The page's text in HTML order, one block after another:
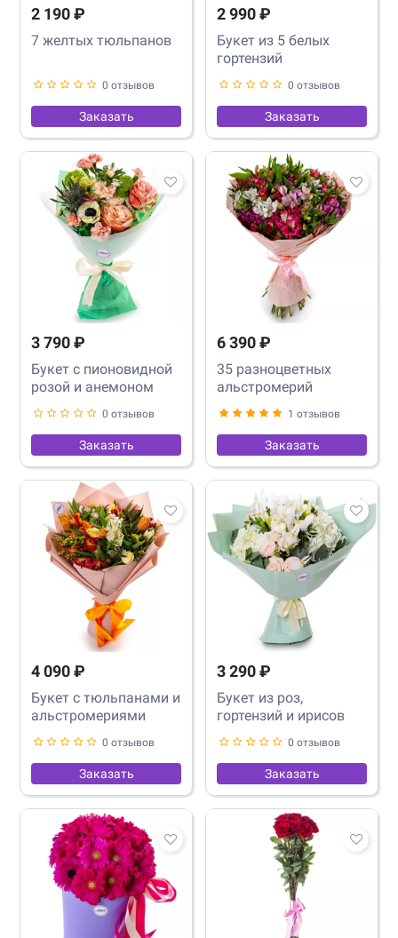
2 190 ₽
7 желтых тюльпанов
0 отзывов
Заказать
2 990 ₽
Букет из 5 белых
гортензий
0 отзывов
Заказать
3 790 ₽
Букет с пионовидной
розой и анемоном
0 отзывов
Заказать
6 390 ₽
35 разноцветных
альстромерий
1 отзывов
Заказать
4 090 ₽
Букет с тюльпанами и
альстромериями
0 отзывов
Заказать
3 290 ₽
Букет из роз,
гортензий и ирисов
0 отзывов
Заказать